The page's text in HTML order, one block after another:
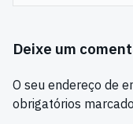
Deixe um
O seu endereço de
obrigatórios